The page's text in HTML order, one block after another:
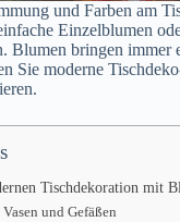
und Farben am
Einzelblumen
Blumen bringen immer
Sie moderne
Tischdekoration mit
und Gefäßen